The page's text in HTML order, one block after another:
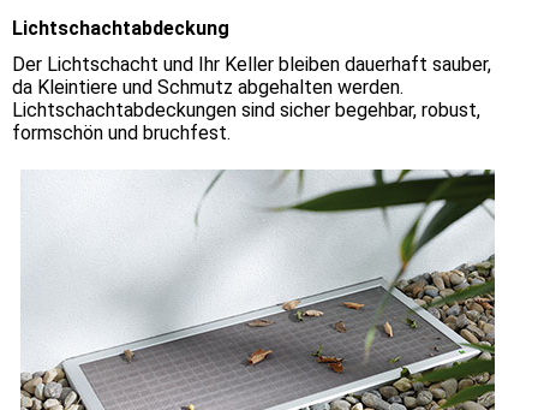
Lichtschachtabdeckung
Der Lichtschacht und Ihr Keller bleiben dauerhaft sauber,
da Kleintiere und Schmutz abgehalten werden.
Lichtschachtabdeckungen sind sicher begehbar, robust,
formschön und bruchfest.